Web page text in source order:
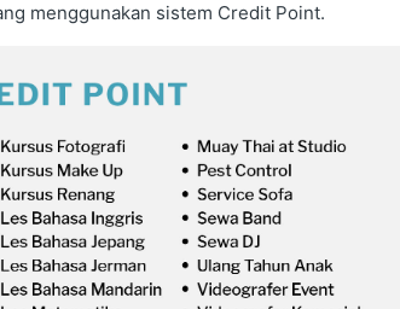
menggunakan sistem Credit Point.